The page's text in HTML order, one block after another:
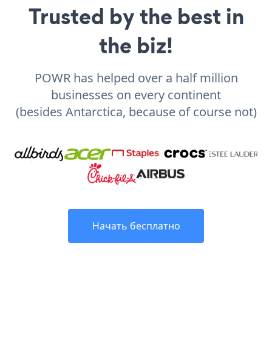
Trusted by the best in
the biz!
POWR has helped over a half million
businesses on every continent
(besides Antarctica, because of course not)
Начать бесплатно